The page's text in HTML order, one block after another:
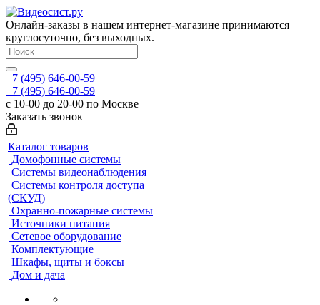
Онлайн-заказы в нашем интернет-магазине принимаются
круглосуточно, без выходных.
+7 (495) 646-00-59
+7 (495) 646-00-59
с 10-00 до 20-00 по Москве
Заказать звонок
Каталог товаров
Домофонные системы
Системы видеонаблюдения
Системы контроля доступа
(СКУД)
Охранно-пожарные системы
Источники питания
Сетевое оборудование
Комплектующие
Шкафы, щиты и боксы
Дом и дача